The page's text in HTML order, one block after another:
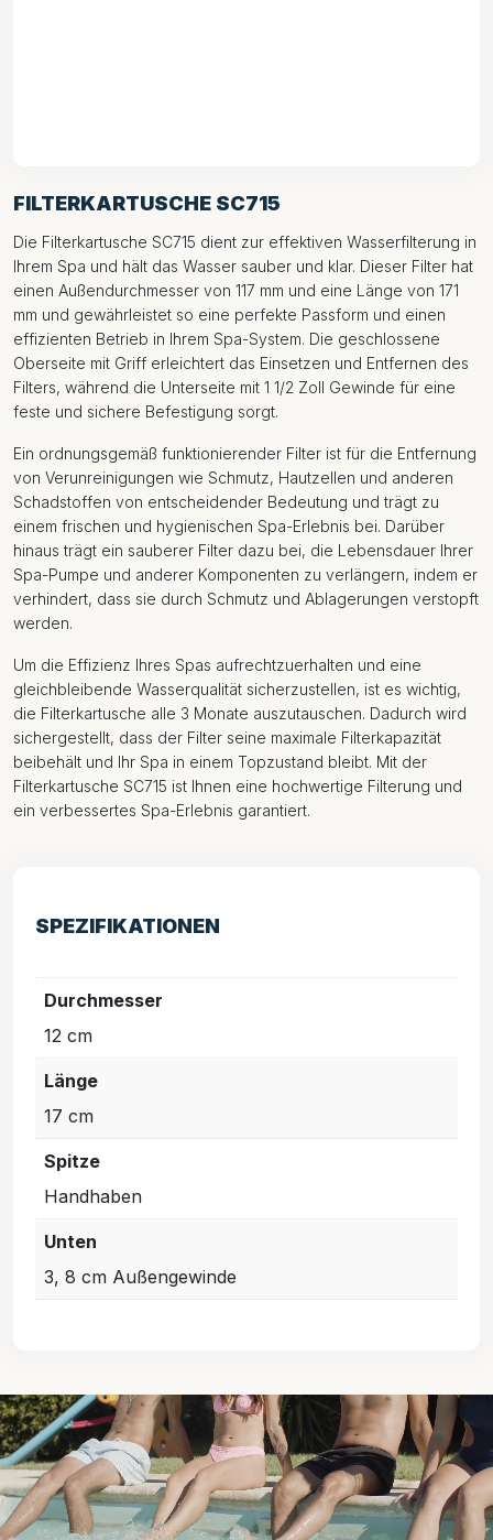
FILTERKARTUSCHE SC715
Die Filterkartusche SC715 dient zur effektiven Wasserfilterung in
Ihrem Spa und hält das Wasser sauber und klar. Dieser Filter hat
einen Außendurchmesser von 117 mm und eine Länge von 171
mm und gewährleistet so eine perfekte Passform und einen
effizienten Betrieb in Ihrem Spa-System. Die geschlossene
Oberseite mit Griff erleichtert das Einsetzen und Entfernen des
Filters, während die Unterseite mit 1 1/2 Zoll Gewinde für eine
feste und sichere Befestigung sorgt.
Ein ordnungsgemäß funktionierender Filter ist für die Entfernung
von Verunreinigungen wie Schmutz, Hautzellen und anderen
Schadstoffen von entscheidender Bedeutung und trägt zu
einem frischen und hygienischen Spa-Erlebnis bei. Darüber
hinaus trägt ein sauberer Filter dazu bei, die Lebensdauer Ihrer
Spa-Pumpe und anderer Komponenten zu verlängern, indem er
verhindert, dass sie durch Schmutz und Ablagerungen verstopft
werden.
Um die Effizienz Ihres Spas aufrechtzuerhalten und eine
gleichbleibende Wasserqualität sicherzustellen, ist es wichtig,
die Filterkartusche alle 3 Monate auszutauschen. Dadurch wird
sichergestellt, dass der Filter seine maximale Filterkapazität
beibehält und Ihr Spa in einem Topzustand bleibt. Mit der
Filterkartusche SC715 ist Ihnen eine hochwertige Filterung und
ein verbessertes Spa-Erlebnis garantiert.
SPEZIFIKATIONEN
Durchmesser
12 cm
Länge
17 cm
Spitze
Handhaben
Unten
3, 8 cm Außengewinde